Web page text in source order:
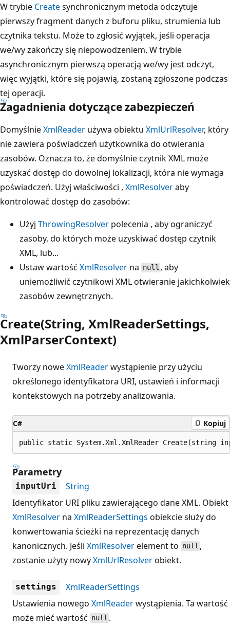
W trybie Createsynchronicznym metoda odczytuje
pierwszy fragment danych z buforu pliku, strumienia lub
czytnika tekstu. Może to zgłosić wyjątek, jeśli operacja
we/wy zakończy się niepowodzeniem. W trybie
asynchronicznym pierwszą operacją we/wy jest odczyt,
więc wyjątki, które się pojawią, zostaną zgłoszone podczas
tej operacji.
Zagadnienia dotyczące zabezpieczeń
DomyślnieXmlReader używa obiektu XmlUrlResolver, który
nie zawiera poświadczeń użytkownika do otwierania
zasobów. Oznacza to, że domyślnie czytnik XML może
uzyskać dostęp do dowolnej lokalizacji, która nie wymaga
poświadczeń. Użyj właściwości , XmlResolveraby
kontrolować dostęp do zasobów:
Użyj ThrowingResolver polecenia , aby ograniczyć
zasoby, do których może uzyskiwać dostęp czytnik
XML, lub...
Ustaw wartość XmlResolver na null , aby
uniemożliwić czytnikowi XML otwieranie jakichkolwiek
zasobów zewnętrznych.
Create(String, XmlReaderSettings,
XmlParserContext)
Tworzy noweXmlReaderwystąpienie przy użyciu
określonego identyfikatora URI, ustawień i informacji
kontekstowych na potrzeby analizowania.
C# Kopiuj
public static System.Xml.XmlReader Create(string
Parametry
inputUri
String
Identyfikator URI pliku zawierającego dane XML. Obiekt
XmlResolver na XmlReaderSettings obiekcie służy do
konwertowania ścieżki na reprezentację danych
kanonicznych. Jeśli XmlResolverelement to null ,
zostanie użyty nowyXmlUrlResolverobiekt.
settings
XmlReaderSettings
Ustawienia nowego XmlReaderwystąpienia. Ta wartość
może mieć wartość null .